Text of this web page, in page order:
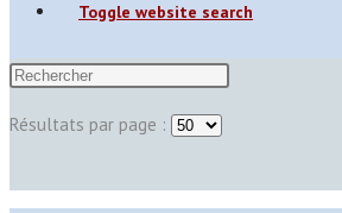
Toggle website search
Résultats par page :